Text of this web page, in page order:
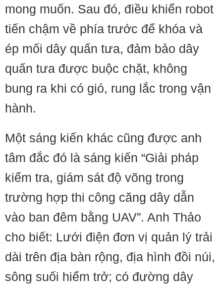
mong muốn. Sau đó, điều khiển robot
tiến chậm về phía trước để khóa và
ép mối dây quấn tưa, đảm bảo dây
quấn tưa được buộc chặt, không
bung ra khi có gió, rung lắc trong vận
hành.
Một sáng kiến khác cũng được anh
tâm đắc đó là sáng kiến “Giải pháp
kiểm tra, giám sát độ võng trong
trường hợp thi công căng dây dẫn
vào ban đêm bằng UAV”. Anh Thảo
cho biết: Lưới điện đơn vị quản lý trải
dài trên địa bàn rộng, địa hình đồi núi,
sông suối hiểm trở; có đường dây